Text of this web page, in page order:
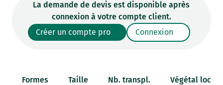
La demande de devis est disponible après
connexion à votre compte client.
Créer un compte pro
Connexion
Formes Taille Nb. transpl. Végétal local